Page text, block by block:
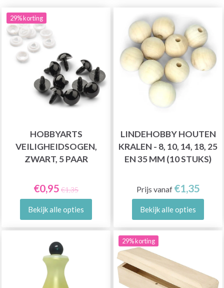
29% korting
HOBBYARTS
VEILIGHEIDSOGEN,
ZWART, 5 PAAR
€0,95 €1,35
Bekijk alle opties
LINDEHOBBY HOUTEN
KRALEN - 8, 10, 14, 18, 25
EN 35 MM (10 STUKS)
Prijs vanaf €1,35
Bekijk alle opties
29% korting